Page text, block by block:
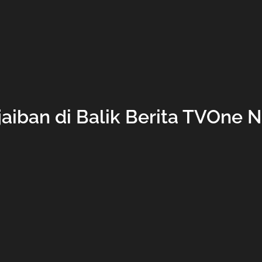
di Balik Berita TVOne